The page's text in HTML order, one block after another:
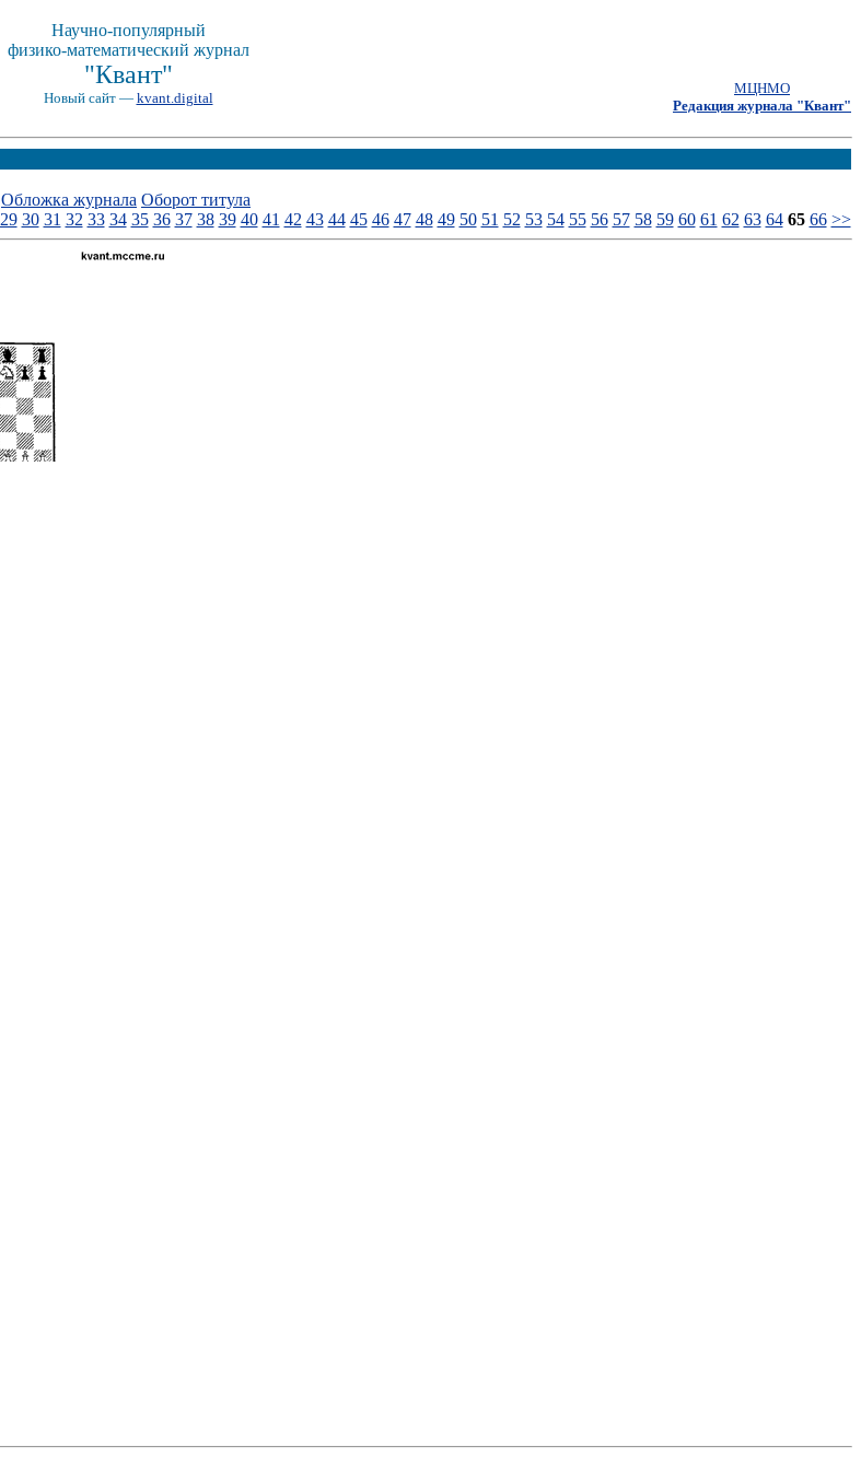
Научно-популярный
физико-математический журнал
"Квант"
Новый сайт — kvant.digital
МЦНМО
Редакция журнала "Квант"
Обложка журнала Оборот титула
29 30 31 32 33 34 35 36 37 38 39 40 41 42 43 44 45 46 47 48 49 50 51 52 53 54 55 56 57 58 59 60 61 62 63 64 65 66 >>